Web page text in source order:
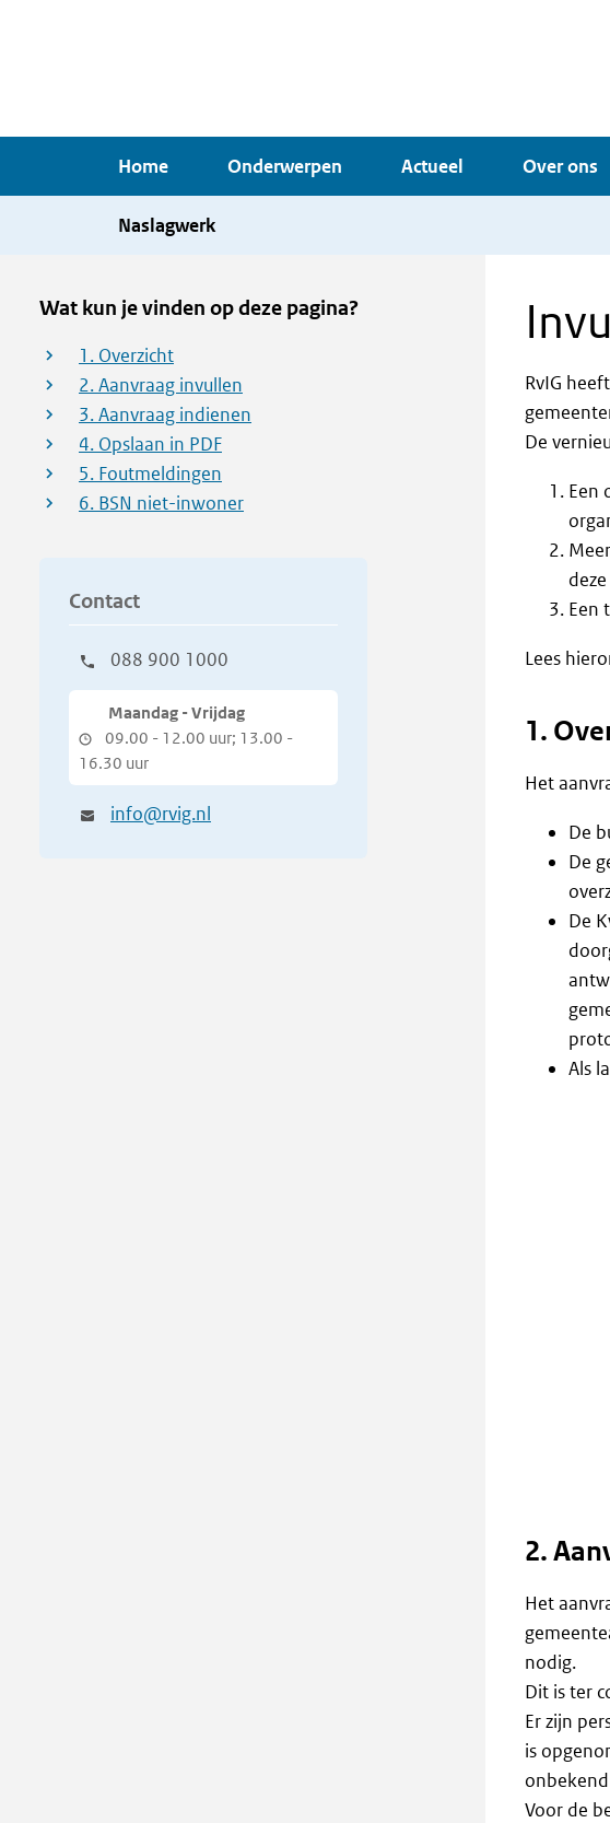
de
gaan
Home Onderwerpen Actueel Over ons
Naslagwerk
Wat kun je vinden op deze pagina?
1. Overzicht
2. Aanvraag invullen
3. Aanvraag indienen
4. Opslaan in PDF
5. Foutmeldingen
6. BSN niet-inwoner
Contact
088 900 1000
Maandag - Vrijdag
09.00 - 12.00 uur; 13.00 -
16.30 uur
info@rvig.nl
RvIG
De
Een
Een
Lees
1.
Het
De
De
De
Als
2.
Het
nodig.
Dit is ter
Er zijn
is
Voor de